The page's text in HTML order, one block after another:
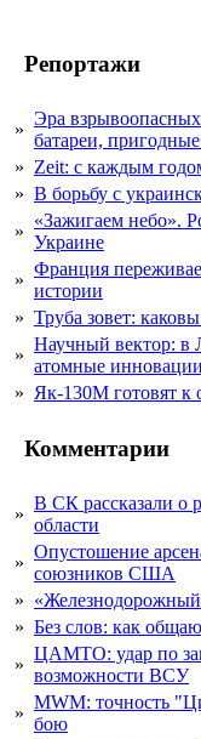
Репортажи
»
Эра
батареи,
» Zeit: с каждым
» В борьбу с
»
«Зажигаем небо».
Украине
»
Франция
истории
» Труба зовет:
»
Научный вектор: в
атомные
» Як-130М готовят к
Комментарии
»
В СК рассказали о
области
»
Опустошение
союзников США
»
» Без слов: как
»
ЦАМТО: удар по
возможности ВСУ
»
MWM: точность
бою